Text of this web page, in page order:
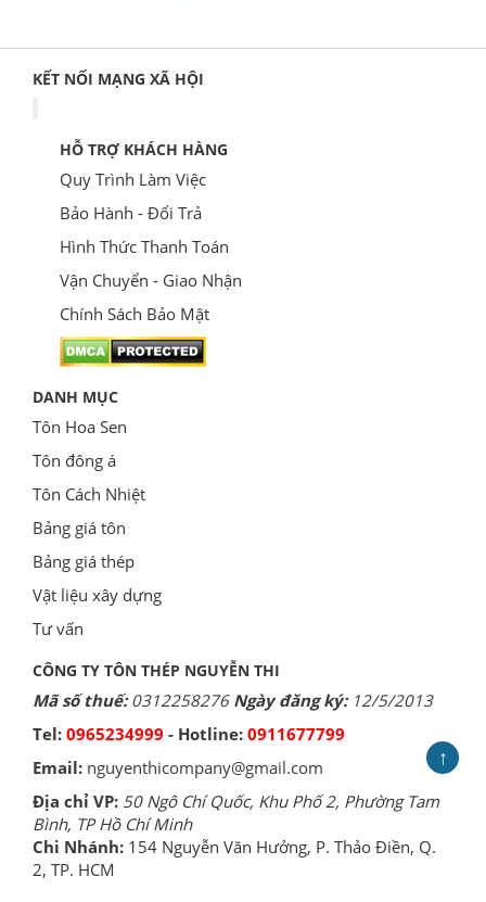
KẾT NỐI MẠNG XÃ HỘI
HỖ TRỢ KHÁCH HÀNG
Quy Trình Làm Việc
Bảo Hành - Đổi Trả
Hình Thức Thanh Toán
Vận Chuyển - Giao Nhận
Chính Sách Bảo Mật
DANH MỤC
Tôn Hoa Sen
Tôn đông á
Tôn Cách Nhiệt
Bảng giá tôn
Bảng giá thép
Vật liệu xây dựng
Tư vấn
CÔNG TY TÔN THÉP NGUYỄN THI
Mã số thuế:0312258276Ngày đăng ký: 12/5/2013
Tel: 0965234999 - Hotline: 0911677799
Email: nguyenthicompany@gmail.com
Địa chỉ VP: 50 Ngô Chí Quốc, Khu Phố 2, Phường Tam
Bình, TP Hồ Chí Minh
Chi Nhánh: 154 Nguyễn Văn Hưởng, P. Thảo Điền, Q.
2, TP. HCM
↑